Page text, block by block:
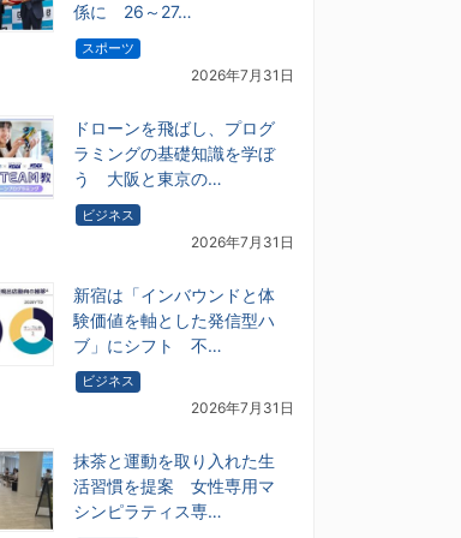
係に 26～27…
スポーツ
2026年7月31日
ドローンを飛ばし、プログ
ラミングの基礎知識を学ぼ
う 大阪と東京の…
ビジネス
2026年7月31日
新宿は「インバウンドと体
験価値を軸とした発信型ハ
ブ」にシフト 不…
ビジネス
2026年7月31日
抹茶と運動を取り入れた生
活習慣を提案 女性専用マ
シンピラティス専…